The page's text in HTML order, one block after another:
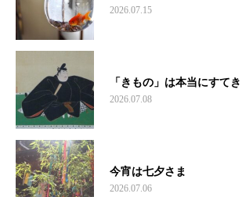
2026.07.15
「きもの」は本当にすてき
2026.07.08
今宵は七夕さま
2026.07.06